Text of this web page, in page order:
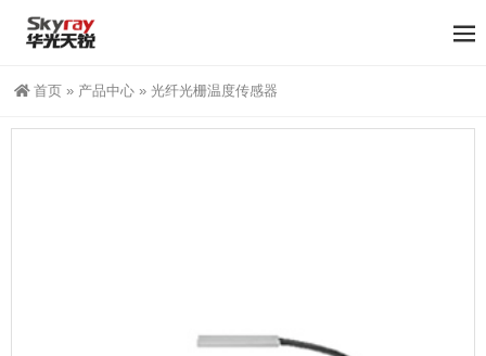
首页 » 产品中心 » 光纤光栅温度传感器